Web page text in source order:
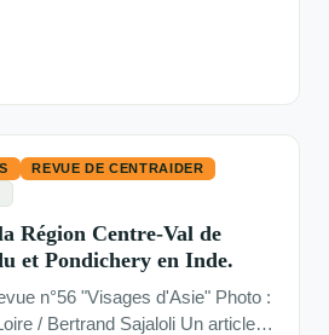
REVUE DE CENTRAIDER
Région Centre-Val de
et Pondichery en Inde.
n°56 "Visages d'Asie" Photo :
/ Bertrand Sajaloli Un article…